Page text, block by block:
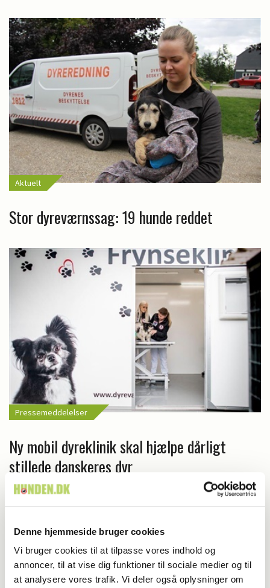
Denne hjemmeside bruger cookies
Vi bruger cookies til at tilpasse vores indhold og
annoncer, til at vise dig funktioner til sociale medier og til
at analysere vores trafik. Vi deler også oplysninger om
Aktuelt
Stor dyreværnssag: 19 hunde reddet
Pressemeddelelser
Ny mobil dyreklinik skal hjælpe dårligt
stillede danskeres dyr